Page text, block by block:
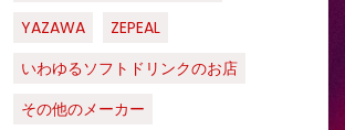
YAZAWA
ZEPEAL
いわゆるソフトドリンクのお店
その他のメーカー